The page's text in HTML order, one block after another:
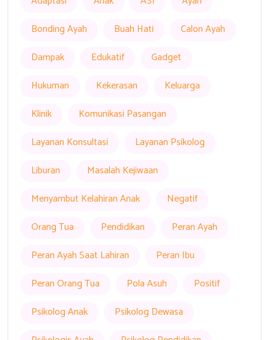
Bonding Ayah
Buah Hati
Calon Ayah
Dampak
Edukatif
Gadget
Hukuman
Kekerasan
Keluarga
Klinik
Komunikasi Pasangan
Layanan Konsultasi
Layanan Psikolog
Liburan
Masalah Kejiwaan
Menyambut Kelahiran Anak
Negatif
Orang Tua
Pendidikan
Peran Ayah
Peran Ayah Saat Lahiran
Peran Ibu
Peran Orang Tua
Pola Asuh
Positif
Psikolog Anak
Psikolog Dewasa